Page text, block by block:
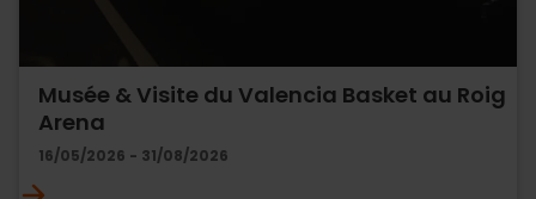
Musée & Visite du Valencia Basket au Roig
Arena
16/05/2026 - 31/08/2026